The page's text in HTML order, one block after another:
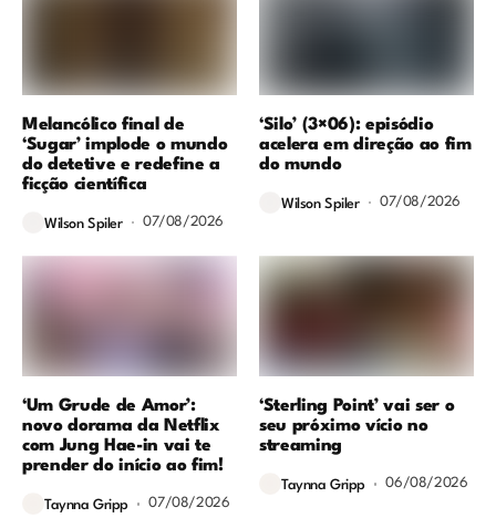
Melancólico final de
‘Sugar’ implode o mundo
do detetive e redefine a
ficção científica
Wilson Spiler 07/08/2026
‘Silo’ (3×06): episódio
acelera em direção ao fim
do mundo
Wilson Spiler 07/08/2026
‘Um Grude de Amor’:
novo dorama da Netflix
com Jung Hae-in vai te
prender do início ao fim!
Taynna Gripp 07/08/2026
‘Sterling Point’ vai ser o
seu próximo vício no
streaming
Taynna Gripp 06/08/2026